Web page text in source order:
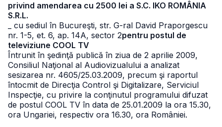
privind amendarea cu 2500 lei a S.C. IKO ROMÂNIA
S.R.L.
_ cu sediul în Bucureşti, str. G-ral David Praporgescu
nr. 1-5, et. 6, ap. 14A, sector 2pentru postul de
televiziune COOL TV
Întrunit în şedinţă publică în ziua de 2 aprilie 2009,
Consiliul Naţional al Audiovizualului a analizat
sesizarea nr. 4605/25.03.2009, precum şi raportul
întocmit de Direcţia Control şi Digitalizare, Serviciul
Inspecţie, cu privire la conţinutul programului difuzat
de postul COOL TV în data de 25.01.2009 la ora 15.30,
ora Ungariei, respectiv ora 16.30, ora României.